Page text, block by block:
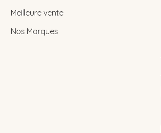
Meilleure vente
Nos Marques